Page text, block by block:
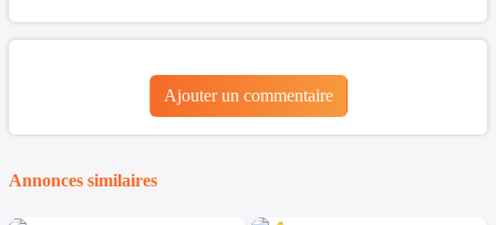
Ajouter un commentaire
Annonces similaires